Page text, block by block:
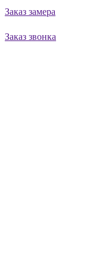
Заказ замера
Заказ звонка